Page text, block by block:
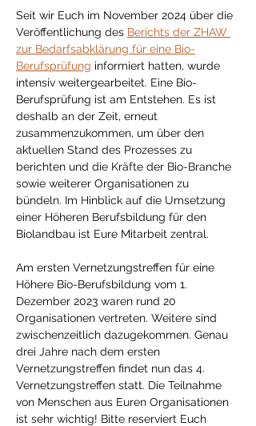
Seit wir Euch im November 2024 über die
Veröffentlichung des Berichts der ZHAW
zur Bedarfsabklärung für eine Bio-
Berufsprüfung informiert hatten, wurde
intensiv weitergearbeitet. Eine Bio-
Berufsprüfung ist am Entstehen. Es ist
deshalb an der Zeit, erneut
zusammenzukommen, um über den
aktuellen Stand des Prozesses zu
berichten und die Kräfte der Bio-Branche
sowie weiterer Organisationen zu
bündeln. Im Hinblick auf die Umsetzung
einer Höheren Berufsbildung für den
Biolandbau ist Eure Mitarbeit zentral.
Am ersten Vernetzungstreffen für eine
Höhere Bio-Berufsbildung vom 1.
Dezember 2023 waren rund 20
Organisationen vertreten. Weitere sind
zwischenzeitlich dazugekommen. Genau
drei Jahre nach dem ersten
Vernetzungstreffen findet nun das 4.
Vernetzungstreffen statt. Die Teilnahme
von Menschen aus Euren Organisationen
ist sehr wichtig! Bitte reserviert Euch